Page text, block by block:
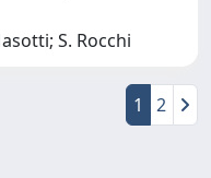
S. Rocchi
1 2